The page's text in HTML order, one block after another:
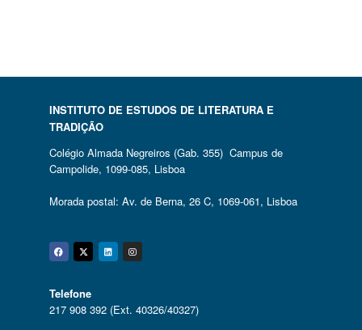
INSTITUTO DE ESTUDOS DE LITERATURA E
TRADIÇÃO
Colégio Almada Negreiros (Gab. 355) Campus de
Campolide, 1099-085, Lisboa
Morada postal: Av. de Berna, 26 C, 1069-061, Lisboa
Facebook
Twitter
Linkedin
Instagram
Telefone
217 908 392 (Ext. 40326/40327)